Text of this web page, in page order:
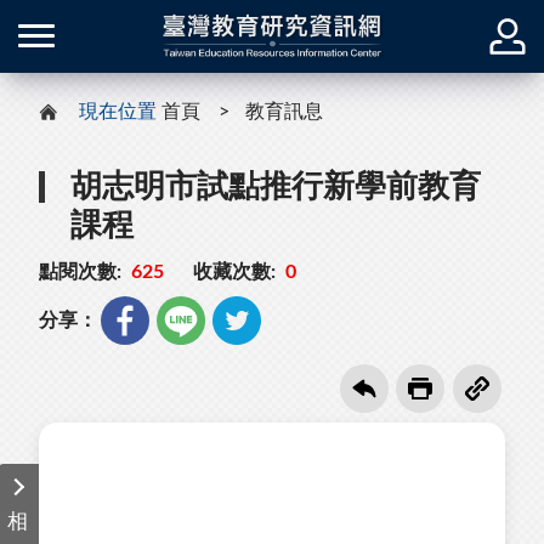
現在位置 首頁 教育訊息
胡志明市試點推行新學前教育
課程
點閱次數: 625 收藏次數: 0
分享：
相